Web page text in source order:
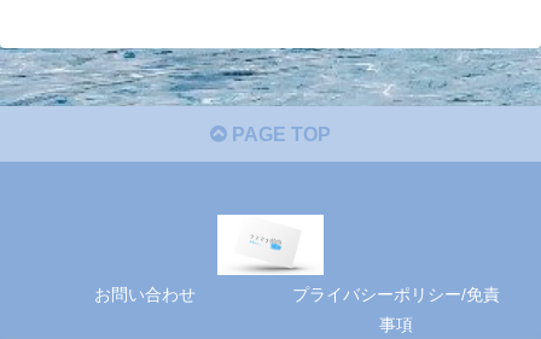
PAGE TOP
お問い合わせ
プライバシーポリシー/免責
事項